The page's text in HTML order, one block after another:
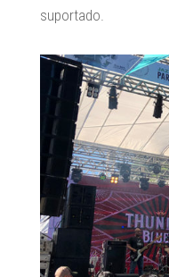
suportado.